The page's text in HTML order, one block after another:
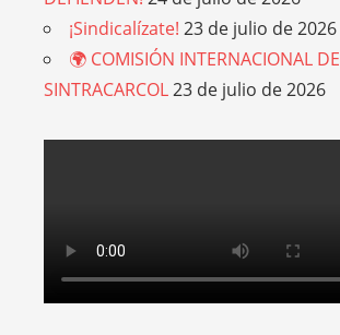
¡Sindicalízate! 23 de julio de 2026
🌍 COMISIÓN INTERNACIONAL DE
SINTRACARCOL23 de julio de 2026